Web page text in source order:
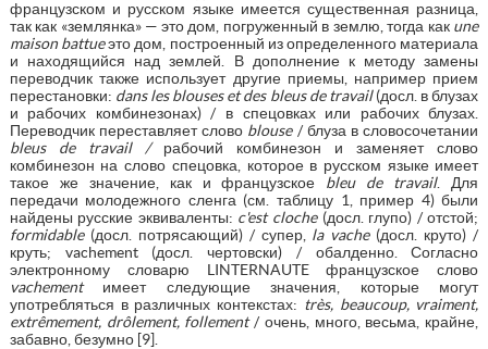
французском и русском языке имеется существенная разница,
так как «землянка» — это дом, погруженный в землю, тогда как une
maison battueэто дом, построенный из определенного материала
и находящийся над землей. В дополнение к методу замены
переводчик также использует другие приемы, например прием
перестановки: dans les blouses et des bleus de travail(досл. в блузах
и рабочих комбинезонах) / в спецовках или рабочих блузах.
Переводчик переставляет слово blouse/ блуза в словосочетании
bleus de travail / рабочий комбинезон и заменяет слово
комбинезон на слово спецовка, которое в русском языке имеет
такое же значение, как и французское bleu de travail. Для
передачи молодежного сленга (см. таблицу 1, пример 4) были
найдены русские эквиваленты: c'est cloche(досл. глупо) / отстой;
formidable (досл. потрясающий) / супер, la vache(досл. круто) /
круть; vachement (досл. чертовски) / обалденно. Согласно
электронному словарю LINTERNAUTE французское слово
vachement имеет следующие значения, которые могут
употребляться в различных контекстах: très, beaucoup, vraiment,
extrêmement, drôlement, follement/ очень, много, весьма, крайне,
забавно, безумно [9].